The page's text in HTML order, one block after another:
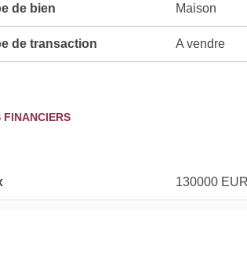
de bien Maison
de transaction A vendre
FINANCIERS
130000 EUR